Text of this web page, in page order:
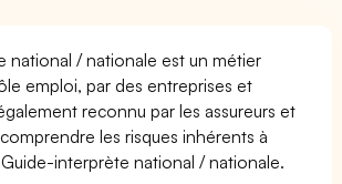
national / nationale est un métier
emploi, par des entreprises et
reconnu par les assureurs et
les risques inhérents à
interprète national / nationale.